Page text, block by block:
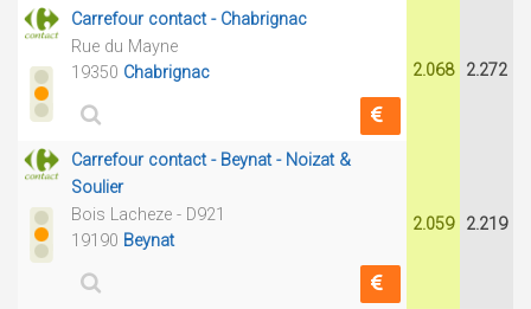
Carrefour contact - Chabrignac
Rue du Mayne
19350 Chabrignac 2.068 2.272
Carrefour contact - Beynat - Noizat &
Soulier
Bois Lacheze - D921
19190 Beynat
2.059 2.219